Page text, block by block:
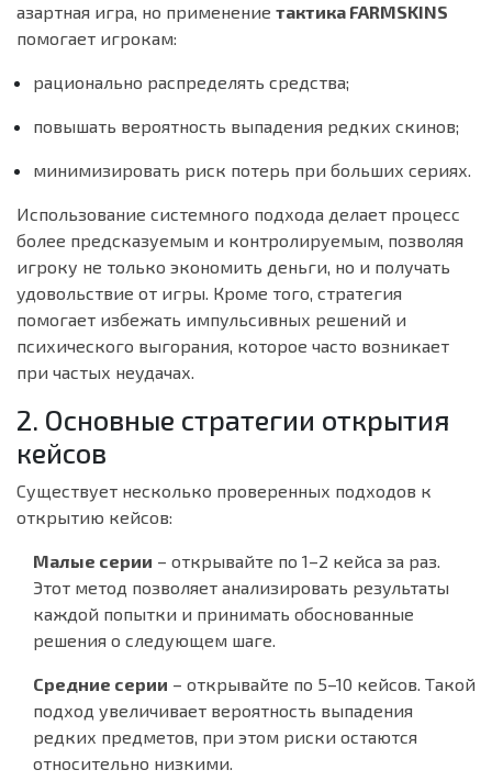
азартная игра, но применение тактика FARMSKINS
помогает игрокам:
рационально распределять средства;
повышать вероятность выпадения редких скинов;
минимизировать риск потерь при больших сериях.
Использование системного подхода делает процесс
более предсказуемым и контролируемым, позволяя
игроку не только экономить деньги, но и получать
удовольствие от игры. Кроме того, стратегия
помогает избежать импульсивных решений и
психического выгорания, которое часто возникает
при частых неудачах.
2. Основные стратегии открытия
кейсов
Существует несколько проверенных подходов к
открытию кейсов:
Малые серии – открывайте по 1–2 кейса за раз.
Этот метод позволяет анализировать результаты
каждой попытки и принимать обоснованные
решения о следующем шаге.
Средние серии – открывайте по 5–10 кейсов. Такой
подход увеличивает вероятность выпадения
редких предметов, при этом риски остаются
относительно низкими.